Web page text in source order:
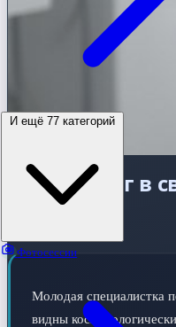
И ещё 77 категорий
Фотосессии
Косметолог в
Молодая специалистка
видны